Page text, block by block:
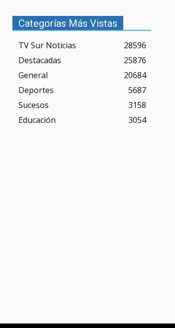
Categorías Más Vistas
TV Sur Noticias
28596
Destacadas
25876
General
20684
Deportes
5687
Sucesos
3158
Educación
3054